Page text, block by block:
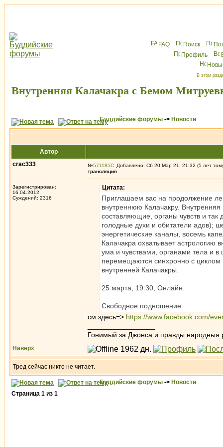
FAQ Поиск
Профиль
В этом
Внутренняя Калачакра с Бемом
Буддийские форумы -> Новости
Автор
crac333
Зарегистрирован:
16.04.2012
Суждений: 2316
№571185
Добавлено: Сб 20 Мар 21, 21:32 (5 лет
трансляция
Цитата:
Приглашаем вас на продолжение
внутреннюю Калачакру.
составляющие, органы чувств и
голодные духи и обитатели адов);
энергетические каналы, восемь
Калачакра охватывает астрологию
ума и чувствами, органами тела и
перемещаются синхронно с циклом
внутренней Калачакры.
25 марта, 19:30, Онлайн.
Свободное подношение.
см здесь=> https://www.facebook.com/
Гонимый за Джонса и правды народныя
Наверх
Тред сейчас никто не читает.
Буддийские форумы -> Новости
Страница 1 из 1